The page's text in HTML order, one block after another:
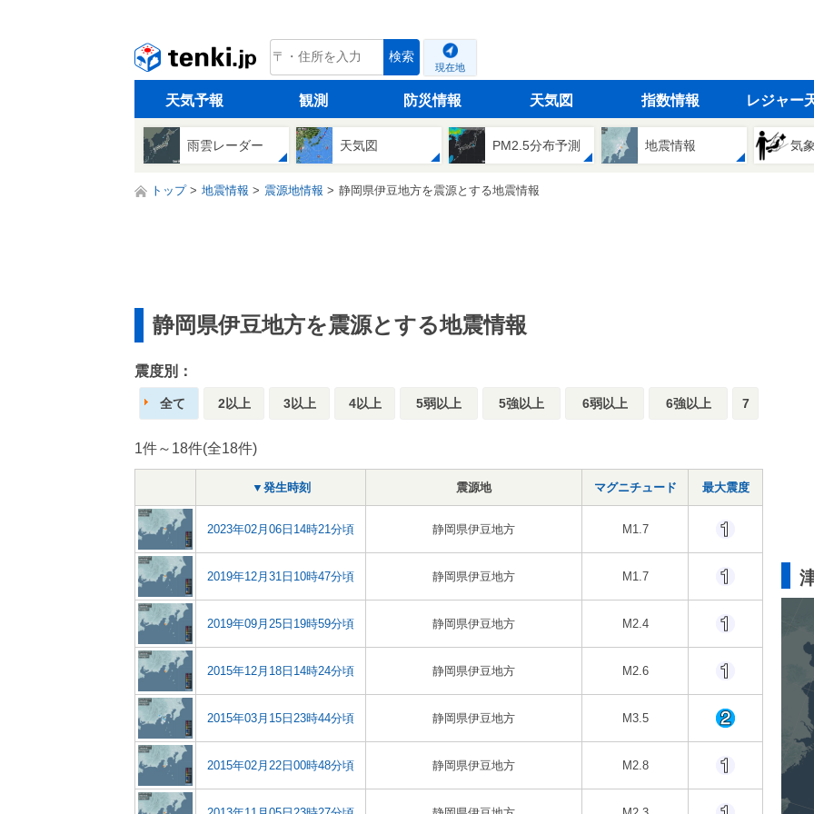
tenki.jp 検索
現在地
天気予報 観測 防災情報 天気図 指数情報 レジャー
雨雲レーダー 天気図 PM2.5分布予測 地震情報 気
トップ 地震情報 震源地情報 静岡県伊豆地方を震源とする地震情報
静岡県伊豆地方を震源とする地震情報
震度別：
全て 2以上 3以上 4以上 5弱以上 5強以上 6弱以上 6強以上 7
1件～18件(全18件)
▼発生時刻 震源地 マグニチュード 最大震度
2023年02月06日14時21分頃 静岡県伊豆地方 M1.7
2019年12月31日10時47分頃 静岡県伊豆地方 M1.7
2019年09月25日19時59分頃 静岡県伊豆地方 M2.4
2015年12月18日14時24分頃 静岡県伊豆地方 M2.6
2015年03月15日23時44分頃 静岡県伊豆地方 M3.5
2015年02月22日00時48分頃 静岡県伊豆地方 M2.8